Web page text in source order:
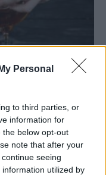
Personal
to third parties, or
information for
the below opt-out
note that after your
seeing
utilized by
που θα σας
το